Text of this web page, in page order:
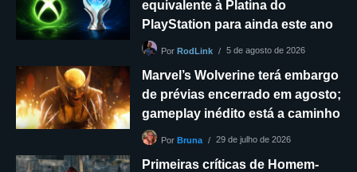
equivalente à Platina do
PlayStation para ainda este ano
Por RodLink 5 de agosto de 2026
Marvel’s Wolverine terá embargo
de prévias encerrado em agosto;
gameplay inédito está a caminho
Por Bruna 29 de julho de 2026
Primeiras críticas de Homem-